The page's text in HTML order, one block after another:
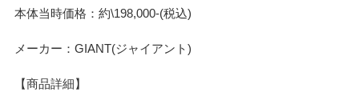
本体当時価格：約\198,000-(税込)
メーカー：GIANT(ジャイアント)
【商品詳細】